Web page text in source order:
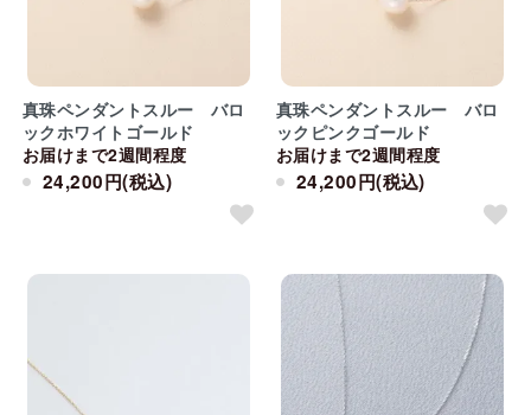
真珠ペンダントスルー バロ
ックホワイトゴールド
お届けまで2週間程度
24,200円(税込)
真珠ペンダントスルー バロ
ックピンクゴールド
お届けまで2週間程度
24,200円(税込)